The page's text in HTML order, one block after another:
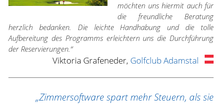
möchten uns hiermit auch für
die freundliche Beratung
herzlich bedanken. Die leichte Handhabung und die tolle
Aufbereitung des Programms erleichtern uns die Durchführung
der Reservierungen.“
Viktoria Grafeneder, Golfclub Adamstal
„Zimmersoftware spart mehr Steuern, als sie